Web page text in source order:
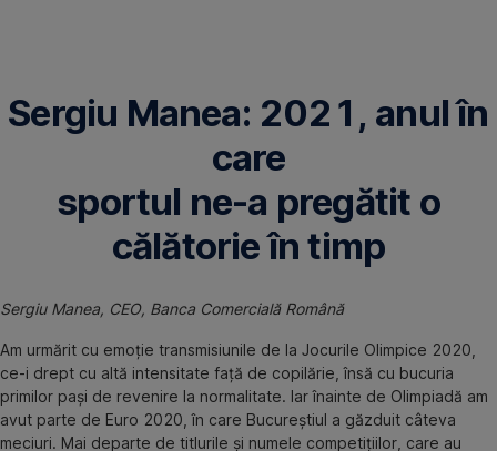
Sergiu Manea: 2021, anul în
care
sportul ne-a pregătit o
călătorie în timp
Sergiu Manea, CEO, Banca Comercială Română
Am urmărit cu emoție transmisiunile de la Jocurile Olimpice 2020,
ce-i drept cu altă intensitate față de copilărie, însă cu bucuria
primilor pași de revenire la normalitate. Iar înainte de Olimpiadă am
avut parte de Euro 2020, în care Bucureștiul a găzduit câteva
meciuri. Mai departe de titlurile și numele competițiilor, care au